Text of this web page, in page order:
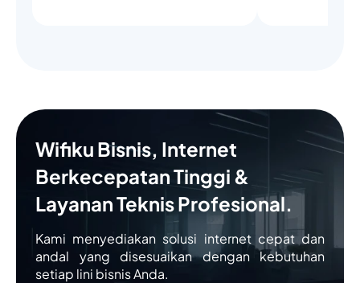
Wifiku Bisnis, Internet
Berkecepatan Tinggi &
Layanan Teknis Profesional.
Kami menyediakan solusi internet cepat dan
andal yang disesuaikan dengan kebutuhan
setiap lini bisnis Anda.